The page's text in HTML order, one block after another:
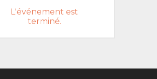
L'événement est
terminé.